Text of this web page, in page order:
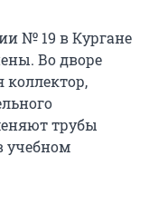
№ 19 в Кургане
Во дворе
коллектор,
трубы
учебном